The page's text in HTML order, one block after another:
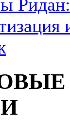
Ридан: